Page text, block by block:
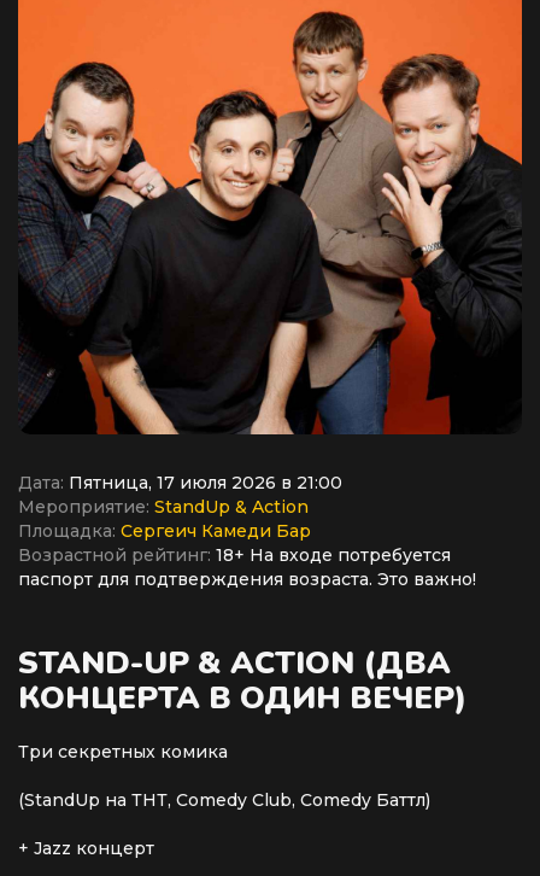
Дата: Пятница, 17 июля 2026 в 21:00
Мероприятие: StandUp & Action
Площадка: Сергеич Камеди Бар
Возрастной рейтинг: 18+ На входе потребуется
паспорт для подтверждения возраста. Это важно!
STAND-UP & ACTION (ДВА
КОНЦЕРТА В ОДИН ВЕЧЕР)
Три секретных комика
(StandUp на ТНТ, Comedy Club, Comedy Баттл)
+ Jazz концерт